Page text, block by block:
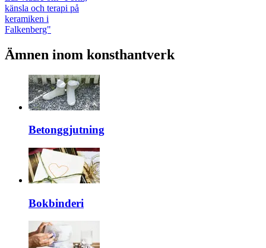
känsla och terapi på
keramiken i
Falkenberg"
Ämnen inom konsthantverk
Betonggjutning
Bokbinderi